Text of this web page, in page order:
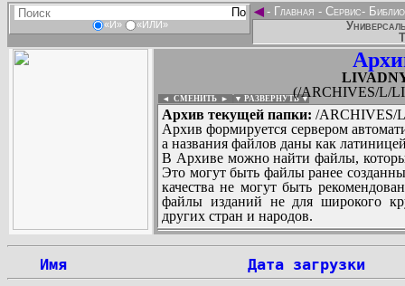
«И» «ИЛИ»
◄- Главная - Сервис-
(/ARCHIVES/L/
◄ СМЕНИТЬ ► ▼ РАЗВЕРНУТЬ ▼
Архив текущей папки: /ARCHIVES/
Архив формируется сервером
а названия файлов даны как
В Архиве можно найти файлы,
Это могут быть файлы ранее
качества не могут быть
файлы изданий не для широкого
других стран и народов.
Имя
Дата загрузки